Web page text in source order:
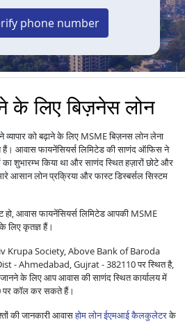
phone number
के लिए बिज़नेस लोन
को बढ़ाने के लिए MSME बिज़नस लोन लेना
हैं। आवास फायनेंसियर्स लिमिटेड की साणंद ऑफिस ने
शुभारम्भ किया था और साणंद स्थित हज़ारों छोटे और
आसान लोन प्रक्रिया और फास्ट डिस्बर्सल सिस्टम
आवास फायनेंसियर्स लिमिटेड आपकी MSME
लिए कृतज्ञ हैं।
Krupa Society, Above Bank of Baroda
- Ahmedabad, Gujrat - 382110 पर स्थित है,
के लिए आप आवास की साणंद स्थित कार्यालय में
पर कॉल कर सकते हैं।
की जानकारी आवासहोम लोन ईएमआई कैलकुलेटरके